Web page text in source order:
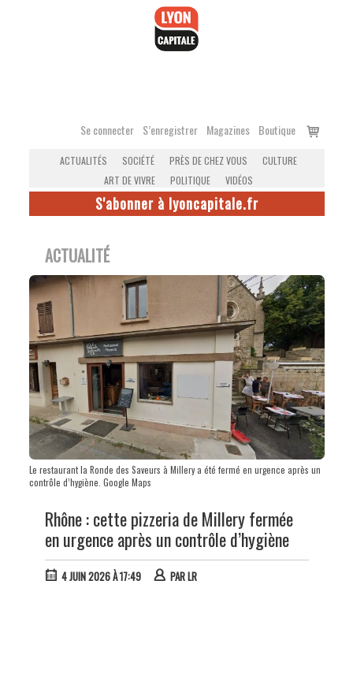
Se connecter S’enregistrer Magazines Boutique
Voir
ACTUALITÉS SOCIÉTÉ PRÈS DE CHEZ VOUS
CULTURE
ART DE VIVRE
POLITIQUE VIDÉOS
S'abonner à lyoncapitale.fr
ACTUALITÉ
Le restaurant la Ronde des Saveurs à Millery a été fermé en urgence après un
contrôle d’hygiène. Google Maps
Rhône : cette pizzeria de Millery fermée
en urgence après un contrôle d’hygiène
4 JUIN 2026 À 17:49 PARLR